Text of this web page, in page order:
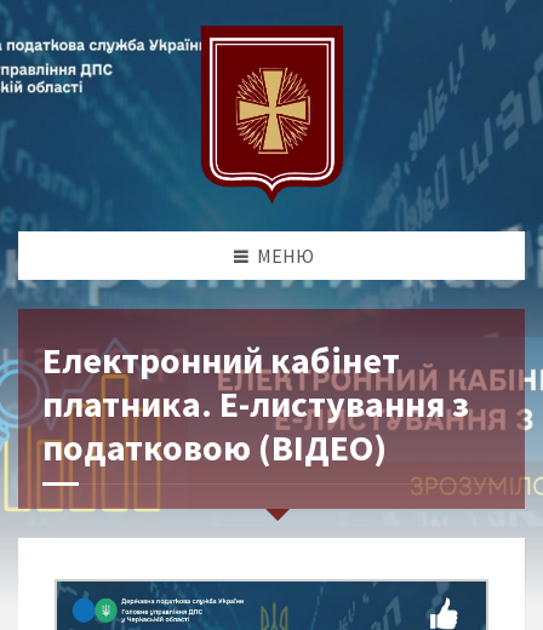
МЕНЮ
Електронний кабінет
платника. Е-листування з
податковою (ВІДЕО)